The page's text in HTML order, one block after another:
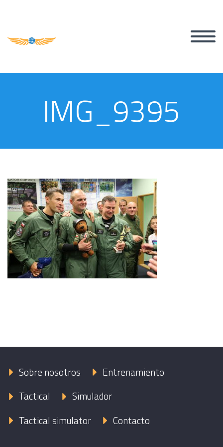
IMG_9395
Sobre nosotros
Entrenamiento
Tactical
Simulador
Tactical simulator
Contacto